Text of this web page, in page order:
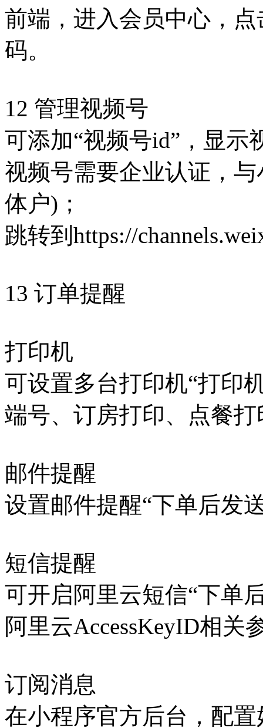
前端，进入会员中心，
码。
12 管理视频号
可添加“视频号id”，显示
视频号需要企业认证，
体户)；
跳转到https://
13 订单提醒
打印机
可设置多台打印机“打印
端号、订房打印、点餐
邮件提醒
设置邮件提醒“下单后发
短信提醒
可开启阿里云短信“下单
阿里云AccessKeyID相关
订阅消息
在小程序官方后台，配